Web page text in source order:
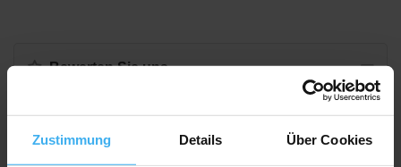
Zustimmung Details Über Cookies
Bewerten Sie uns
Recycling Point